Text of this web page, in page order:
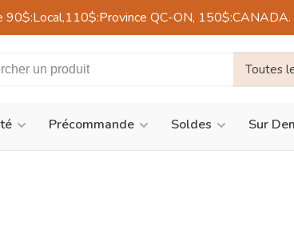
QC-ON, 150$:CANADA.
Toutes
Précommande Soldes Sur